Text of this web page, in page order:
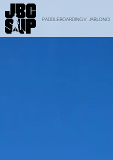
PADDLEBOARDING V JABLONCI